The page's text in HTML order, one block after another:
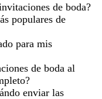
de boda?
populares de
para mis
de boda al
enviar las